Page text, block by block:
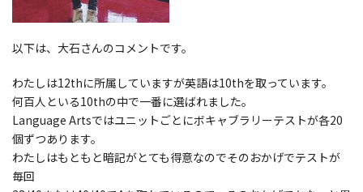
以下は、大石さんのコメントです。
わたしは12thに所属していますが英語は10thを取っています。
何百人といる10thの中で一番に選ばれました。
Language Artsではユニットごとにボキャブラリーテストが各20
個ずつあります。
わたしはもともと暗記がとても得意なのでそのおかげでテストが
毎回